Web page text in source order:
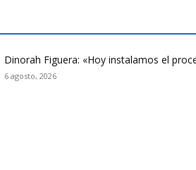
Dinorah Figuera: «Hoy instalamos el
6 agosto, 2026